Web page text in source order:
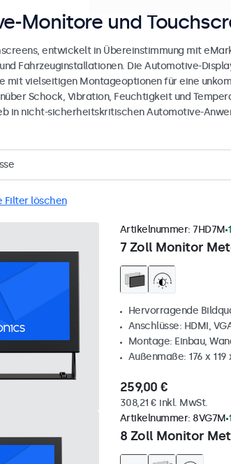
Monitore und
entwickelt in Übereinstimmung mit
Fahrzeuginstallationen. Die Automotive-
mit vielseitigen Montageoptionen für eine
Schock, Vibration, Feuchtigkeit und
in nicht-sicherheitskritischen Automotive-
Filter löschen
7 Zoll Monitor
Artikelnummer: 7HD7M
Hervorragende
Anschlüsse: HDMI,
Montage: Einbau,
Außenmaße: 176 x 119
259,00 €
308,21 € inkl. MwSt.
8 Zoll Monitor
Artikelnummer: 8VG7M